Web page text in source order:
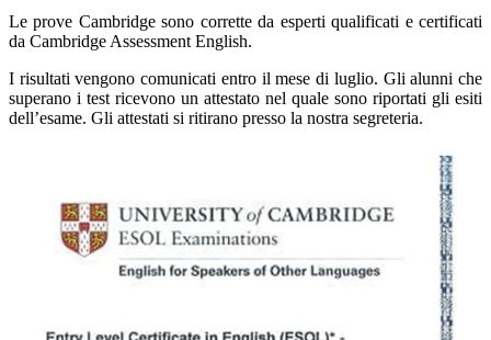
Le prove Cambridge sono corrette da esperti qualificati e certificati
da Cambridge Assessment English.
I risultati vengono comunicati entro il mese di luglio. Gli alunni che
superano i test ricevono un attestato nel quale sono riportati gli esiti
dell’esame. Gli attestati si ritirano presso la nostra segreteria.